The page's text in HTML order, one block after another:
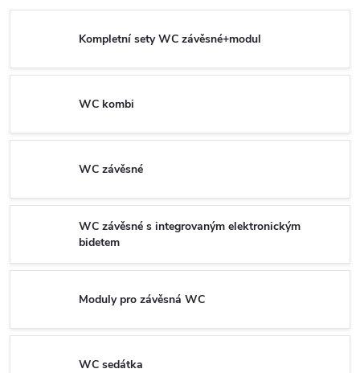
Kompletní sety WC závěsné+modul
WC kombi
WC závěsné
WC závěsné s integrovaným elektronickým
bidetem
Moduly pro závěsná WC
WC sedátka